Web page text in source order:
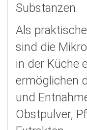
Substanzen.
Als
sind die
in der Küche
ermöglichen
und
Obstpulver,